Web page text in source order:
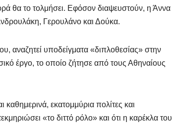
θα το τολμήσει. Εφόσον διαψευστούν, η Άννα
Γερουλάνο και Δούκα.
αναζητεί υποδείγματα «διπλοθεσίας» στην
έργο, το οποίο ζήτησε από τους Αθηναίους
καθημερινά, εκατομμύρια πολίτες και
«το διττό ρόλο» και ότι η καρέκλα του